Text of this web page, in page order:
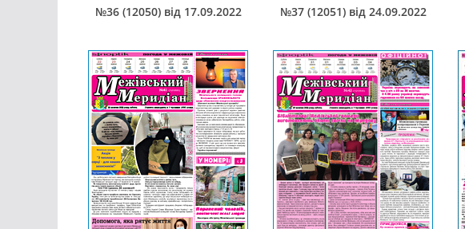
№36 (12050) від 17.09.2022 №37 (12051) від 24.09.2022